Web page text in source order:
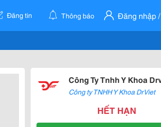
Đăng tin Thông báo Đăng nhập
Công Ty Tnhh Y Khoa
Công ty TNHH Y Khoa DrViet
HẾT HẠN